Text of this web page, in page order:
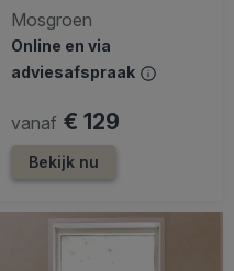
Mosgroen
Online en via
adviesafspraak
vanaf € 129
Bekijk nu